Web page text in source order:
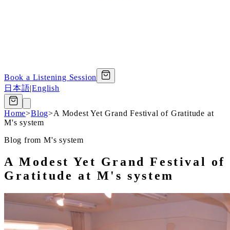
Book a Listening Session
日本語|English
Home>Blog>A Modest Yet Grand Festival of Gratitude at
M's system
Blog from M's system
A Modest Yet Grand Festival of
Gratitude at M's system